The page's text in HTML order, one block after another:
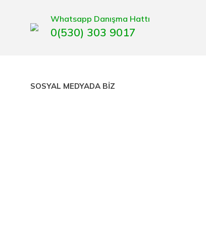
Whatsapp Danışma Hattı
0(530) 303 9017
SOSYAL MEDYADA BİZ